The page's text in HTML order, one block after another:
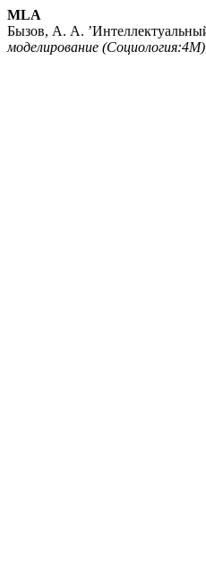
MLA
Бызов, А. А.
моделирование (Социология:4М)